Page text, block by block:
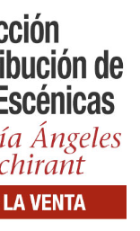
escéptico,
positivo de
del proyecto
su valor
de que
lo
los teatros,
su sueldo de